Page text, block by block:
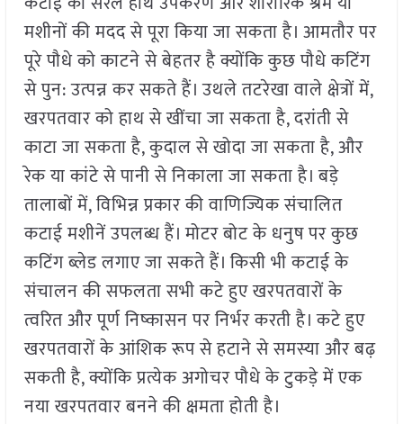
मशीनों की मदद से पूरा किया जा सकता है। आमतौर पर
पूरे पौधे को काटने से बेहतर है क्योंकि कुछ पौधे कटिंग
से पुन: उत्पन्न कर सकते हैं। उथले तटरेखा वाले क्षेत्रों में,
खरपतवार को हाथ से खींचा जा सकता है, दरांती से
काटा जा सकता है, कुदाल से खोदा जा सकता है, और
रेक या कांटे से पानी से निकाला जा सकता है। बड़े
तालाबों में, विभिन्न प्रकार की वाणिज्यिक संचालित
कटाई मशीनें उपलब्ध हैं। मोटर बोट के धनुष पर कुछ
कटिंग ब्लेड लगाए जा सकते हैं। किसी भी कटाई के
संचालन की सफलता सभी कटे हुए खरपतवारों के
त्वरित और पूर्ण निष्कासन पर निर्भर करती है। कटे हुए
खरपतवारों के आंशिक रूप से हटाने से समस्या और बढ़
सकती है, क्योंकि प्रत्येक अगोचर पौधे के टुकड़े में एक
नया खरपतवार बनने की क्षमता होती है।